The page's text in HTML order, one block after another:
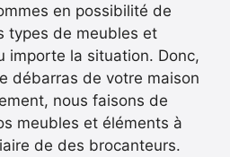
en possibilité de
types de meubles et
importe la situation. Donc,
débarras de votre maison
nous faisons de
meubles et éléments à
de des brocanteurs.